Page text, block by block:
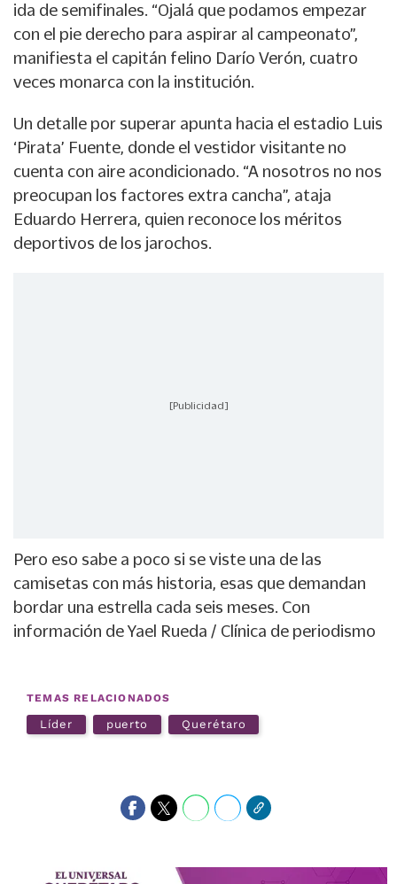
ida de semifinales. “Ojalá que podamos empezar
con el pie derecho para aspirar al campeonato”,
manifiesta el capitán felino Darío Verón, cuatro
veces monarca con la institución.
Un detalle por superar apunta hacia el estadio Luis
‘Pirata’ Fuente, donde el vestidor visitante no
cuenta con aire acondicionado. “A nosotros no nos
preocupan los factores extra cancha”, ataja
Eduardo Herrera, quien reconoce los méritos
deportivos de los jarochos.
[Publicidad]
Pero eso sabe a poco si se viste una de las
camisetas con más historia, esas que demandan
bordar una estrella cada seis meses. Con
información de Yael Rueda / Clínica de periodismo
TEMAS RELACIONADOS
Líder puerto Querétaro